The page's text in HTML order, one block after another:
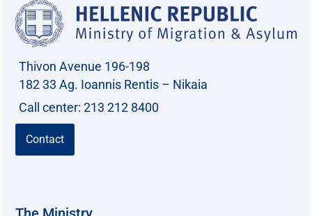
Thivon Avenue 196-198
182 33 Ag. Ioannis Rentis – Nikaia
Call center: 213 212 8400
Contact